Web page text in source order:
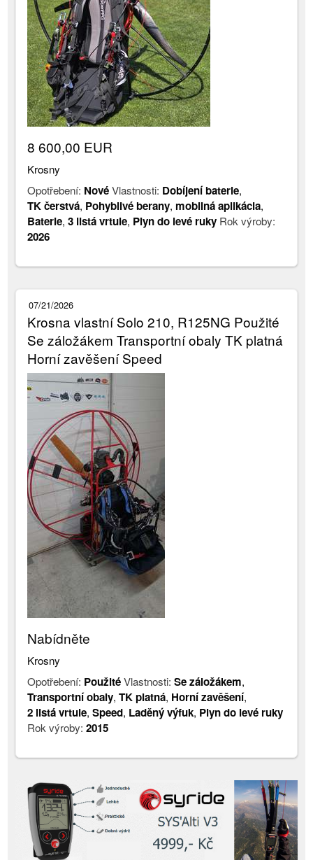
8 600,00 EUR
Krosny
Opotřebení: NovéVlastnosti: Dobíjení baterie,
TK čerstvá, Pohyblivé berany, mobilná aplikácia,
Baterie,3 listá vrtule, Plyn do levé ruky Rok výroby:
2026
07/21/2026
Krosna vlastní Solo 210, R125NG Použité
Se záložákem Transportní obaly TK platná
Horní zavěšení Speed
Nabídněte
Krosny
Opotřebení: PoužitéVlastnosti:Se záložákem,
Transportní obaly,TK platná, Horní zavěšení,
2 listá vrtule,Speed, Laděný výfuk, Plyn do levé ruky
Rok výroby:2015